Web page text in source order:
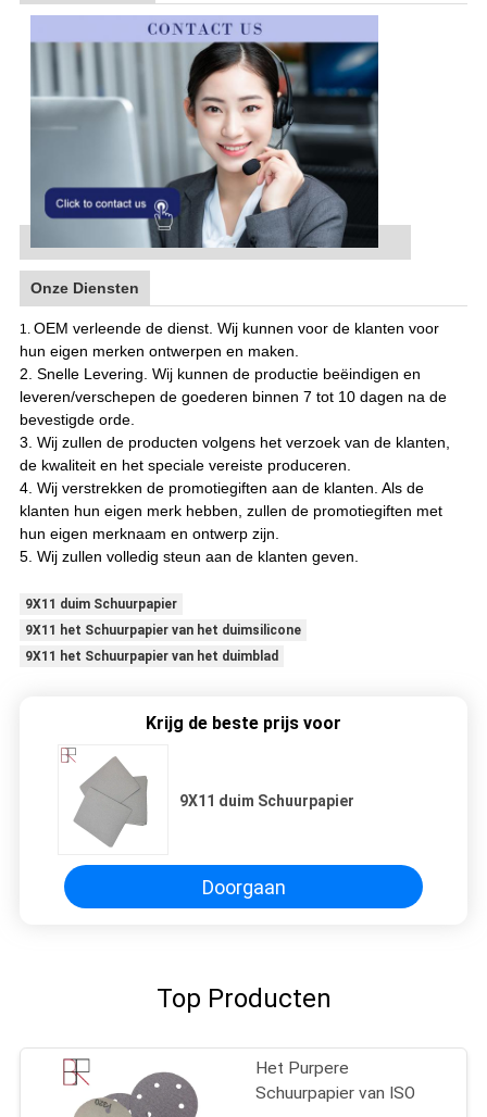
Onze Diensten
1. OEM verleende de dienst. Wij kunnen voor de klanten voor
hun eigen merken ontwerpen en maken.
2. Snelle Levering. Wij kunnen de productie beëindigen en
leveren/verschepen de goederen binnen 7 tot 10 dagen na de
bevestigde orde.
3. Wij zullen de producten volgens het verzoek van de klanten,
de kwaliteit en het speciale vereiste produceren.
4. Wij verstrekken de promotiegiften aan de klanten. Als de
klanten hun eigen merk hebben, zullen de promotiegiften met
hun eigen merknaam en ontwerp zijn.
5. Wij zullen volledig steun aan de klanten geven
9X11 duim Schuurpapier
9X11 het Schuurpapier van het duimsilicone
9X11 het Schuurpapier van het duimblad
Krijg de beste prijs voor
9X11 duim Schuurpapier
Doorgaan
Top Producten
Het Purpere
Schuurpapier van ISO